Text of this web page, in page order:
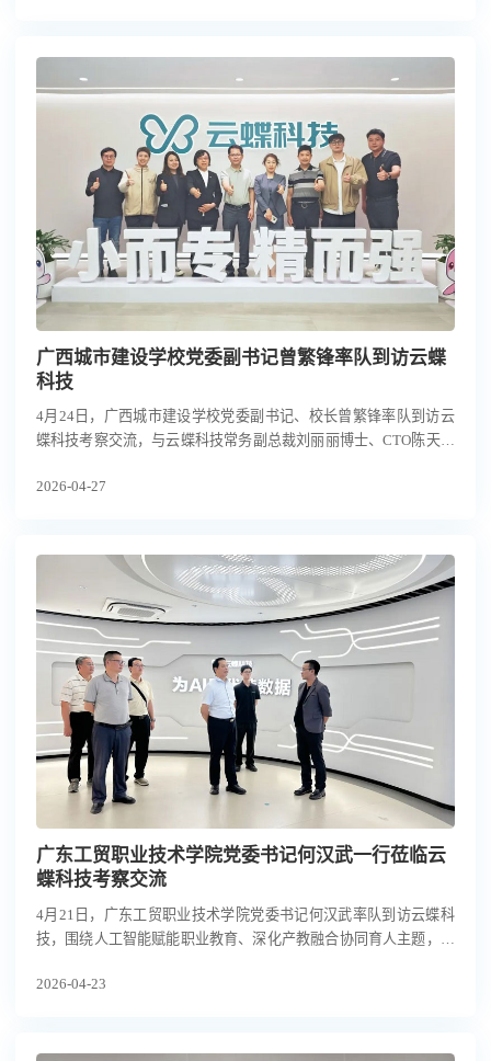
广西城市建设学校党委副书记曾繁锋率队到访云蝶
科技
4月24日，广西城市建设学校党委副书记、校长曾繁锋率队到访云
蝶科技考察交流，与云蝶科技常务副总裁刘丽丽博士、CTO陈天博
合新范式。
2026-04-27
广东工贸职业技术学院党委书记何汉武一行莅临云
蝶科技考察交流
4月21日，广东工贸职业技术学院党委书记何汉武率队到访云蝶科
技，围绕人工智能赋能职业教育、深化产教融合协同育人主题，与
进行深入交流。
2026-04-23